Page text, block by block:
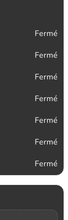
Fermé
Fermé
Fermé
Fermé
Fermé
Fermé
Fermé